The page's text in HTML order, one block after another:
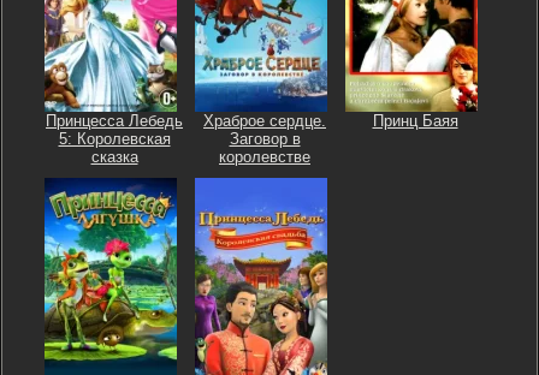
Принцесса Лебедь
5: Королевская
сказка
Храброе сердце.
Заговор в
королевстве
Принц Баяя